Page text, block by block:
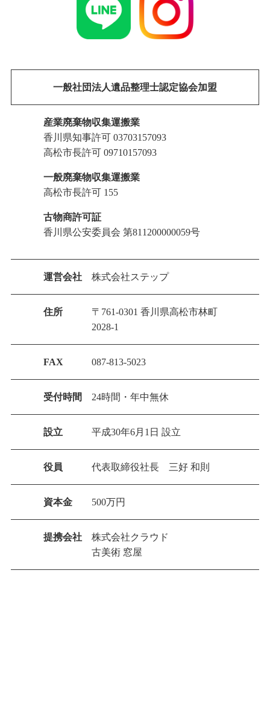
一般社団法人遺品整理士認定協会加盟
産業廃棄物収集運搬業
香川県知事許可 03703157093
高松市長許可 09710157093
一般廃棄物収集運搬業
高松市長許可 155
古物商許可証
香川県公安委員会 第811200000059号
運営会社 株式会社ステップ
住所
〒761-0301 香川県高松市林町
2028-1
FAX 087-813-5023
受付時間 24時間・年中無休
設立 平成30年6月1日 設立
役員 代表取締役社長 三好 和則
資本金 500万円
提携会社
株式会社クラウド
古美術 窓屋